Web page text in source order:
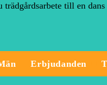
trädgårdsarbete till en dans
Erbjudanden